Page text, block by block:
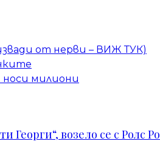
от нерви – ВИЖ ТУК)
милиони
возело се с Ролс